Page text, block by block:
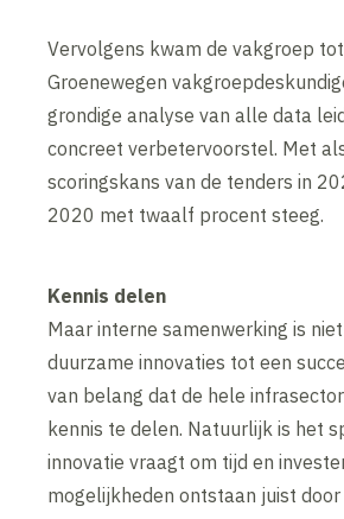
Vervolgens kwam de vakgroep
Groenewegen
grondige analyse van alle data
concreet verbetervoorstel. Met
scoringskans van de tenders in
2020 met twaalf procent steeg.
Kennis delen
Maar interne samenwerking is
duurzame innovaties tot een
van belang dat de hele
kennis te delen. Natuurlijk is het
innovatie vraagt om tijd en
mogelijkheden ontstaan juist